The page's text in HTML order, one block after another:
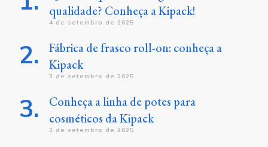
qualidade? Conheça a Kipack!
4 de setembro de 2025
Fábrica de frasco roll-on: conheça a
Kipack
3 de setembro de 2025
Conheça a linha de potes para
cosméticos da Kipack
2 de setembro de 2025